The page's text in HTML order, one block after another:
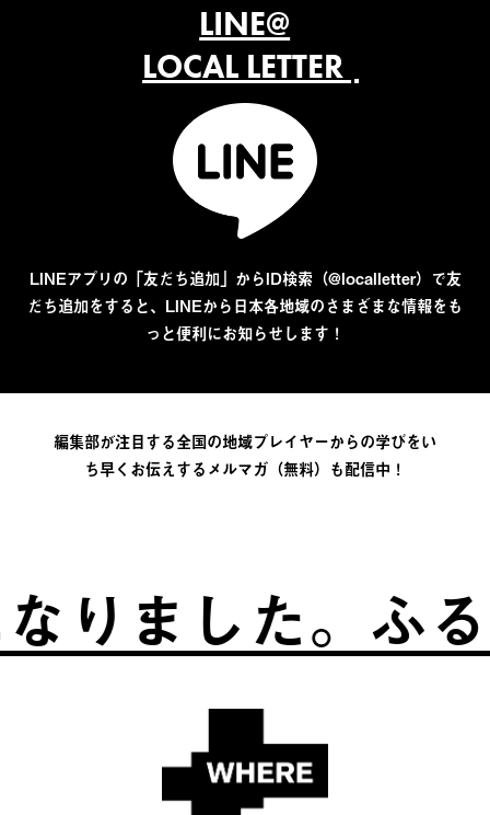
LINE@
LOCAL LETTER
LINEアプリの「友だち追加」からID検索（@localletter）で友
だち追加をすると、LINEから日本各地域のさまざまな情報をも
っと便利にお知らせします！
編集部が注目する全国の地域プレイヤーからの学びをい
ち早くお伝えするメルマガ（無料）も配信中！
た。 ふるさと